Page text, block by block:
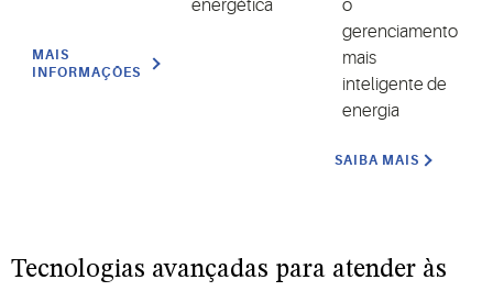
MAIS
INFORMAÇÕES
energética
o
gerenciamento
mais
inteligente de
energia
SAIBA MAIS
Tecnologias avançadas para atender às